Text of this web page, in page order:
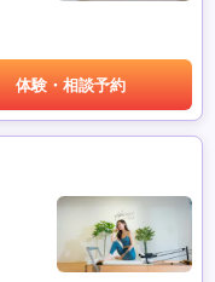
体験・相談予約